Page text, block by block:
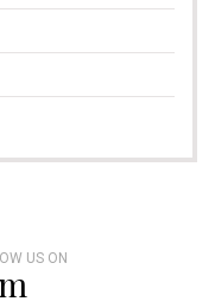
US ON